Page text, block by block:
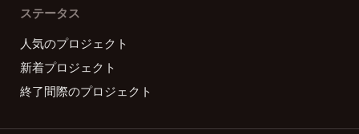
ステータス
人気のプロジェクト
新着プロジェクト
終了間際のプロジェクト